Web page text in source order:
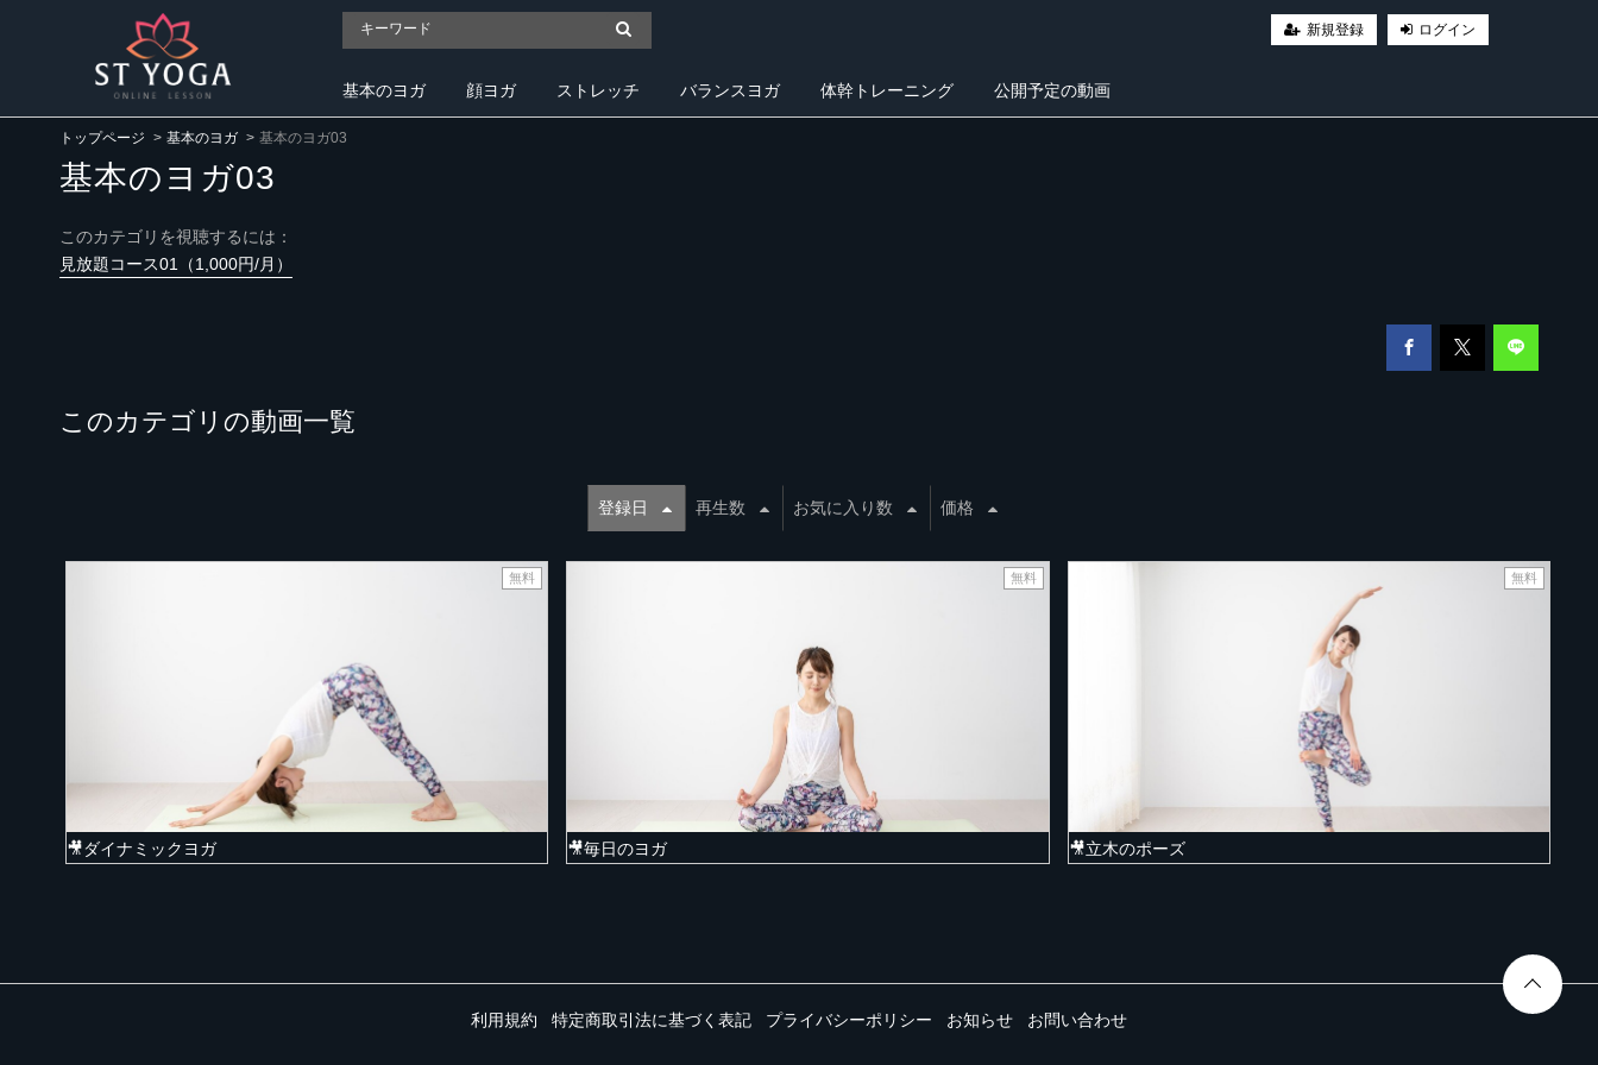
新規登録 ログイン
基本のヨガ 顔ヨガ ストレッチ バランスヨガ 体幹トレーニング 公開予定の動画
トップページ 基本のヨガ 基本のヨガ03
基本のヨガ03
このカテゴリを視聴するには：
見放題コース01（1,000円/月）
このカテゴリの動画一覧
登録日 再生数 お気に入り数 価格
🎥ダイナミックヨガ
無料
🎥毎日のヨガ
無料
🎥立木のポーズ
無料
利用規約 特定商取引法に基づく表記 プライバシーポリシー お知らせ お問い合わせ